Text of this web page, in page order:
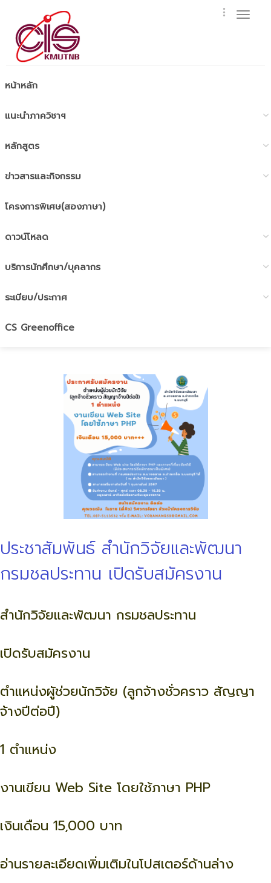
หน้าหลัก
แนะนำภาควิชาฯ
หลักสูตร
ข่าวสารและกิจกรรม
โครงการพิเศษ(สองภาษา)
ดาวน์โหลด
บริการนักศึกษา/บุคลากร
ระเบียบ/ประกาศ
CS Greenoffice
ประชาสัมพันธ์ สำนักวิจัยและพัฒนา
กรมชลประทาน เปิดรับสมัครงาน
สำนักวิจัยและพัฒนา กรมชลประทาน
เปิดรับสมัครงาน
ตำแหน่งผูัช่วยนักวิจัย (ลูกจ้างชั่วคราว สัญญา
จ้างปีต่อปี)
1 ตำแหน่ง
งานเขียน Web Site โดยใช้ภาษา PHP
เงินเดือน 15,000 บาท
อ่านรายละเอียดเพิ่มเติมในโปสเตอร์ด้านล่าง